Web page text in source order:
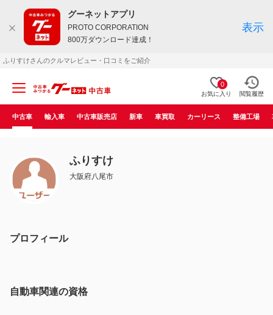
グーネットアプリ
PROTO CORPORATION
800万ダウンロード達成！
表示
ふりすけさんのクルマレビュー・口コミをご紹介
0
お気に入り 閲覧履歴
中古車 輸入車 中古車販売店 新車 車買取 カーリース 整備工場
ふりすけ
大阪府八尾市
プロフィール
自動車関連の資格